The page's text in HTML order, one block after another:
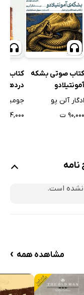
کتاب صوتی بشکه
آمونتیلادو
ادگار آلن پو
۹۰,۰۰۰ ت
کتاب
دردها
جومپا
۲۳۴,۰۰۰ ت
نشده است.
مشاهده همه ›